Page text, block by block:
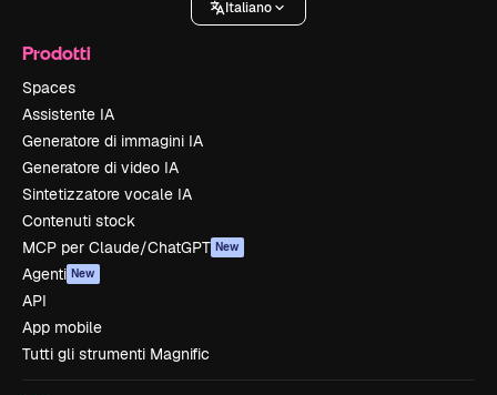
Italiano
Prodotti
Spaces
Assistente IA
Generatore di immagini IA
Generatore di video IA
Sintetizzatore vocale IA
Contenuti stock
MCP per Claude/ChatGPT New
Agenti New
API
App mobile
Tutti gli strumenti Magnific